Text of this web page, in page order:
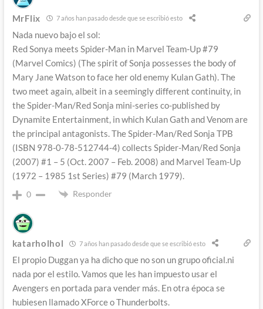
MrFlix 7 años han pasado desde que se escribió esto
Nada nuevo bajo el sol:
Red Sonya meets Spider-Man in Marvel Team-Up #79
(Marvel Comics) (The spirit of Sonja possesses the body of
Mary Jane Watson to face her old enemy Kulan Gath). The
two meet again, albeit in a seemingly different continuity, in
the Spider-Man/Red Sonja mini-series co-published by
Dynamite Entertainment, in which Kulan Gath and Venom are
the principal antagonists. The Spider-Man/Red Sonja TPB
(ISBN 978-0-78-512744-4) collects Spider-Man/Red Sonja
(2007) #1 – 5 (Oct. 2007 – Feb. 2008) and Marvel Team-Up
(1972 – 1985 1st Series) #79 (March 1979).
0 Responder
katarholhol 7 años han pasado desde que se escribió esto
El propio Duggan ya ha dicho que no son un grupo oficial.ni
nada por el estilo. Vamos que les han impuesto usar el
Avengers en portada para vender más. En otra época se
hubiesen llamado XForce o Thunderbolts.